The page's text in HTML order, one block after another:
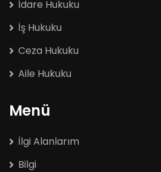
İdare Hukuku
İş Hukuku
Ceza Hukuku
Aile Hukuku
Menü
İlgi Alanlarım
Bilgi